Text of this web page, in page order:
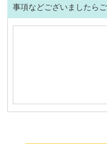
事項などございましたらご